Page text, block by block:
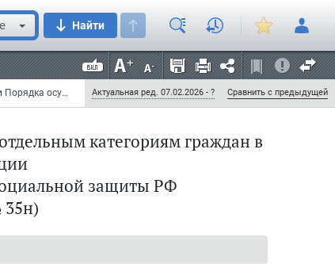
Найти
9 - 11)
Приказ Министерства труда и социальной защиты РФ от 22 января 2015 г. № 35н "Об утверждении Порядка осуществления ежемесячной денежной выплаты отдельным категориям граждан в Российской Федерации" (с изменениями и дополнениями) Актуальная ред. 07.02.2026 - ? Сравнить с предыдущей
категориям граждан в
защиты РФ
35н)